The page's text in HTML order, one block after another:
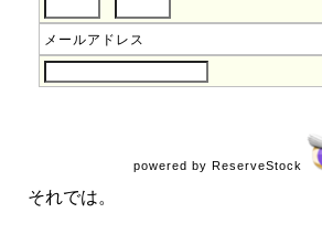
メールアドレス
powered by ReserveStock
それでは。